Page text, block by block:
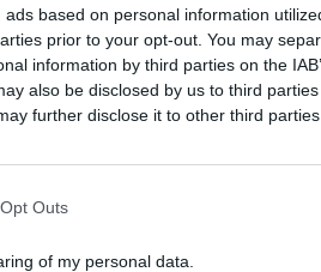
based on personal information
prior to your opt-out. You may
information by third parties on the
also be disclosed by us to third
further disclose it to other third parties.
Outs
of my personal data.